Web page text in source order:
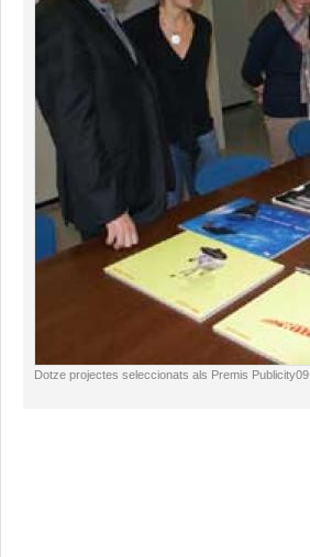
Dotze projectes seleccionats als Premis Publicity09